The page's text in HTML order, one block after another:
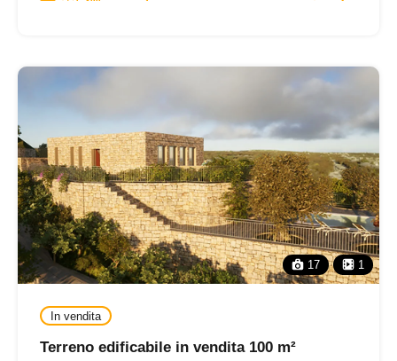
17 1
In vendita
Terreno edificabile in vendita 100 m²